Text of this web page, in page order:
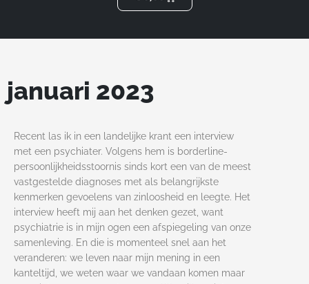
m
januari 2023
Recent las ik in een landelijke krant een interview
met een psychiater. Volgens hem is borderline-
persoonlijkheidsstoornis sinds kort een van de meest
vastgestelde diagnoses met als belangrijkste
kenmerken gevoelens van zinloosheid en leegte. Het
interview heeft mij aan het denken gezet, want
psychiatrie is in mijn ogen een afspiegeling van onze
samenleving. En die is momenteel snel aan het
veranderen: we leven naar mijn mening in een
kanteltijd, we weten waar we vandaan komen maar